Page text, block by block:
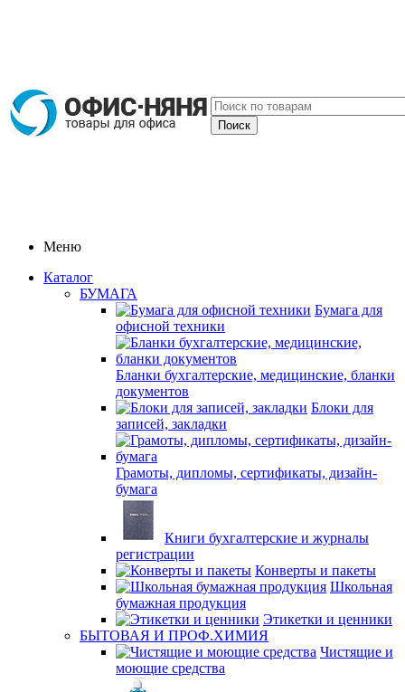
Меню
Каталог
БУМАГА
Бумага для
офисной техники
Бланки бухгалтерские, медицинские, бланки
документов
Блоки для
записей, закладки
Грамоты, дипломы, сертификаты, дизайн-
бумага
Книги бухгалтерские и журналы
регистрации
Конверты и пакеты
Школьная
бумажная продукция
Этикетки и ценники
БЫТОВАЯ И ПРОФ.ХИМИЯ
Чистящие и
моющие средства